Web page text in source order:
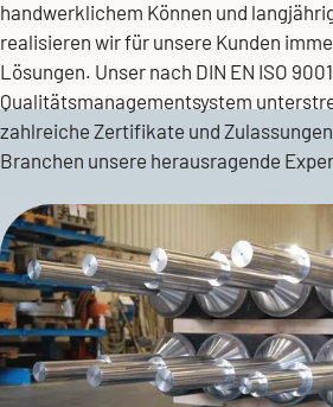
handwerklichem Können und
realisieren wir für unsere Kunden
Lösungen. Unser nach DIN EN ISO
Qualitätsmanagementsystem
zahlreiche Zertifikate und
Branchen unsere herausragende